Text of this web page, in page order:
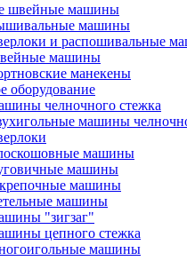
швейные машины
машины
и распошивальные
машины
манекены
оборудование
челночного стежка
машины
машины
машины
машины
машины
"зигзаг"
цепного стежка
машины